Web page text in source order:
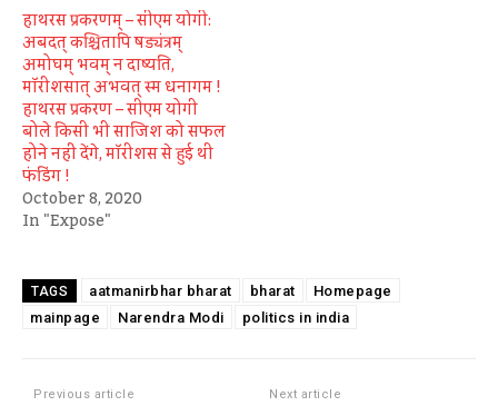
हाथरस प्रकरणम् – सीएम योगी:
अबदत् कश्चितापि षड्यंत्रम्
अमोघम् भवम् न दाष्यति,
मॉरीशसात् अभवत् स्म धनागम !
हाथरस प्रकरण – सीएम योगी
बोले किसी भी साजिश को सफल
होने नहीं देंगे, मॉरीशस से हुई थी
फंडिंग !
October 8, 2020
In "Expose"
TAGS aatmanirbhar bharat bharat
Homepage
mainpage
Narendra Modi politics in india
Previous article Next article